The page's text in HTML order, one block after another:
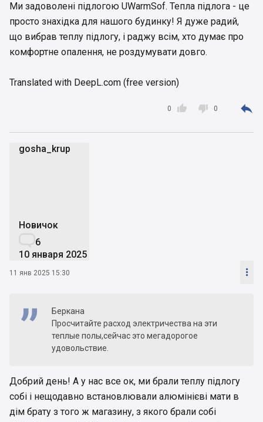
Ми задоволені підлогою UWarmSof. Тепла підлога - це
просто знахідка для нашого будинку! Я дуже радий,
що вибрав теплу підлогу, і раджу всім, хто думає про
комфортне опалення, не роздумувати довго.
Translated with DeepL.com (free version)

0  0 
gosha_krup
Новичок
6
10 января 2025
11 янв 2025 15:30 
Беркана
Просчитайте расход электричества на эти
теплые полы,сейчас это мегадорогое
удовольствие.
Добрий день! А у нас все ок, ми брали теплу підлогу
собі і нещодавно встановлювали алюмінієві мати в
дім брату з того ж магазину, з якого брали собі